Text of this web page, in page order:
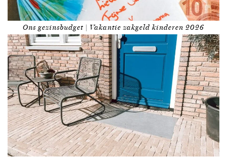
Ons gezinsbudget | Vakantie zakgeld kinderen 2026